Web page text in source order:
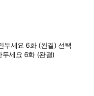
두세요 6화 (완결) 선택
세요 6화 (완결)